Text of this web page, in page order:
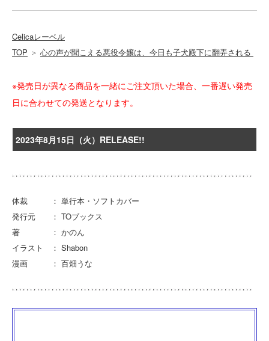
Celicaレーベル
TOP ＞ 心の声が聞こえる悪役令嬢は、今日も子犬殿下に翻弄される
※発売日が異なる商品を一緒にご注文頂いた場合、一番遅い発売
日に合わせての発送となります。
2023年8月15日（火）RELEASE!!
体裁 ： 単行本・ソフトカバー
発行元 ： TOブックス
著 ： かのん
イラスト ： Shabon
漫画 ： 百畑うな